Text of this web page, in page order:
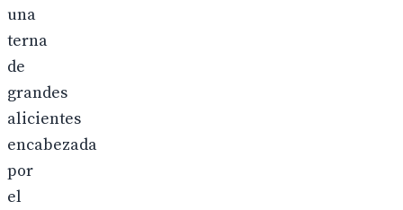
una
terna
de
grandes
alicientes
encabezada
por
el